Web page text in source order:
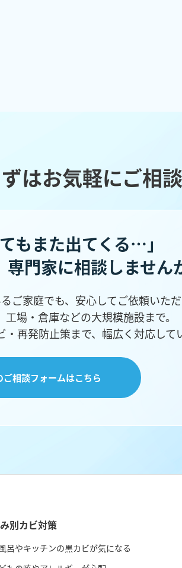
はお気軽にご相
もまた出てくる…」
専門家に相談しません
ご家庭でも、安心してご依頼いただ
工場・倉庫などの大規模施設まで。
再発防止策まで、幅広く対応して
ご相談フォームはこちら
別カビ対策
呂やキッチンの黒カビが気になる